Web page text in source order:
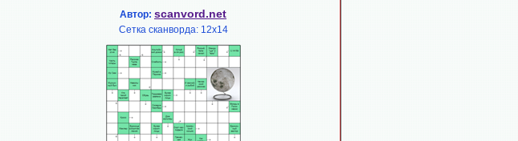
Автор: scanvord.net
Сетка сканворда: 12х14